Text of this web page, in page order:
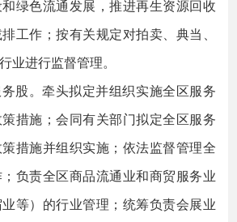
绿色流通发展，推进再生资源回收
工作；按有关规定对拍卖、典当、
业进行监督管理。
务股。牵头拟定并组织实施全区服务
措施；会同有关部门拟定全区服务
措施并组织实施；依法监督管理全
负责全区商品流通业和商贸服务业
业等）的行业管理；统筹负责会展业